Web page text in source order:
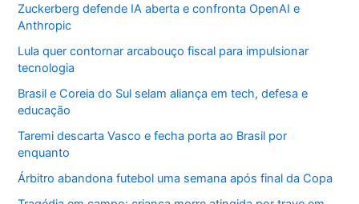
Zuckerberg defende IA aberta e confronta OpenAI e
Anthropic
Lula quer contornar arcabouço fiscal para impulsionar
tecnologia
Brasil e Coreia do Sul selam aliança em tech, defesa e
educação
Taremi descarta Vasco e fecha porta ao Brasil por
enquanto
Árbitro abandona futebol uma semana após final da Copa